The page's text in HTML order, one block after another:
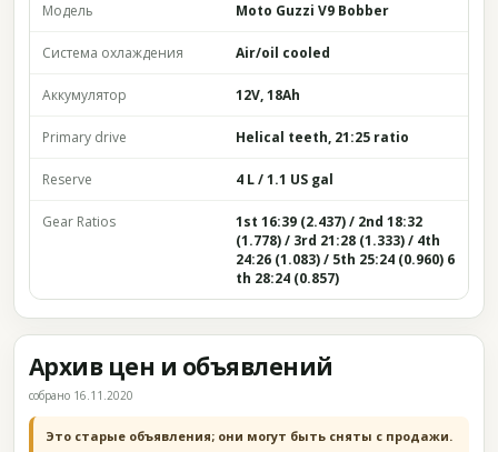
Модель Moto Guzzi V9 Bobber
Система охлаждения Air/oil cooled
Аккумулятор 12V, 18Ah
Primary drive Helical teeth, 21:25 ratio
Reserve 4 L / 1.1 US gal
Gear Ratios
1st 16:39 (2.437) / 2nd 18:32
(1.778) / 3rd 21:28 (1.333) / 4th
24:26 (1.083) / 5th 25:24 (0.960) 6
th 28:24 (0.857)
Архив цен и объявлений
собрано 16.11.2020
Это старые объявления; они могут быть сняты с продажи.